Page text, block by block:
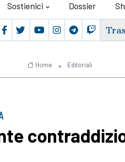
Sostienici Dossier
Home Editoriali